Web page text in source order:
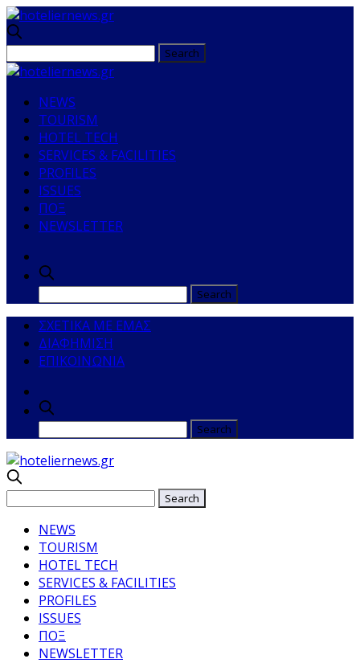
NEWS
TOURISM
HOTEL TECH
SERVICES & FACILITIES
PROFILES
ISSUES
ΠΟΞ
NEWSLETTER
ΣΧΕΤΙΚΑ ΜΕ ΕΜΑΣ
ΔΙΑΦΗΜΙΣΗ
ΕΠΙΚΟΙΝΩΝΙΑ
NEWS
TOURISM
HOTEL TECH
SERVICES & FACILITIES
PROFILES
ISSUES
ΠΟΞ
NEWSLETTER